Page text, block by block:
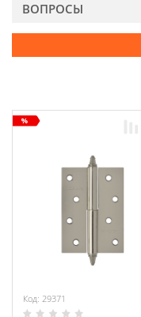
ВОПРОСЫ
Код: 29371